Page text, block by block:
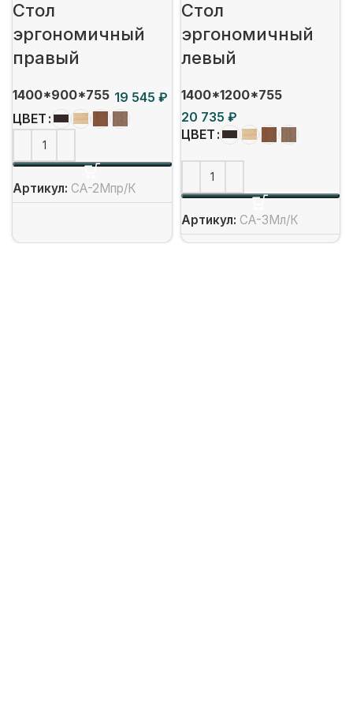
Стол
эргономичный
правый
1400*900*755
₽
ЦВЕТ
Артикул: СА-2Мпр/К
Стол
эргономичный
левый
1400*1200*755
₽
ЦВЕТ
Артикул: СА-3Мл/К